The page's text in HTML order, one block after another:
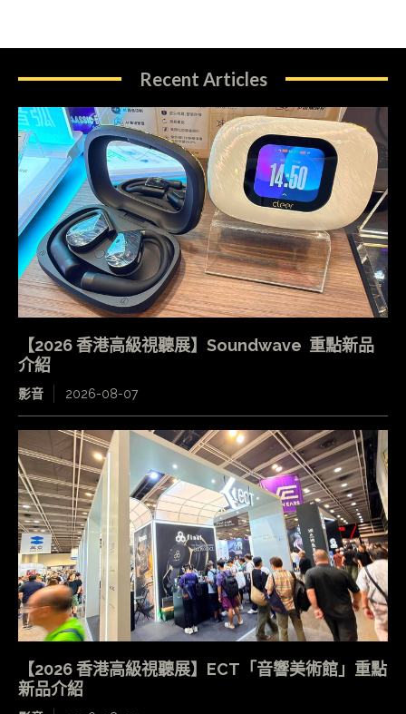
Recent Articles
【2026 香港高級視聽展】Soundwave 重點新品
介紹
影音 2026-08-07
【2026 香港高級視聽展】ECT「音響美術館」重點
新品介紹